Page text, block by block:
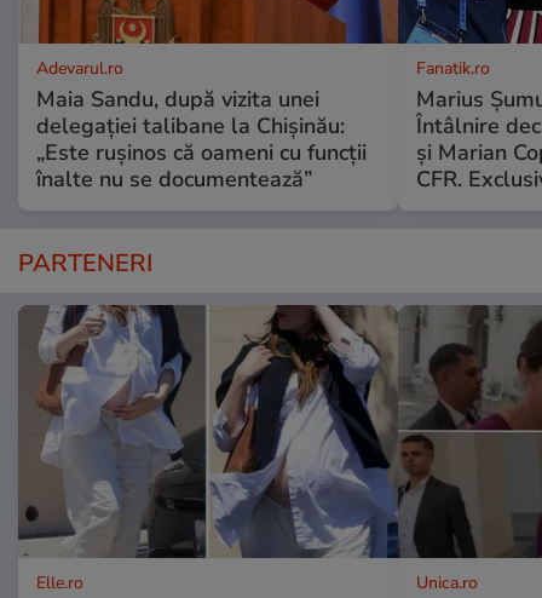
Adevarul.ro
Maia Sandu, după vizita unei
delegației talibane la Chișinău:
„Este rușinos că oameni cu funcții
înalte nu se documentează”
Fanatik.ro
Marius
Întâlnire
şi Marian
CFR.
PARTENERI
Elle.ro Unica.ro